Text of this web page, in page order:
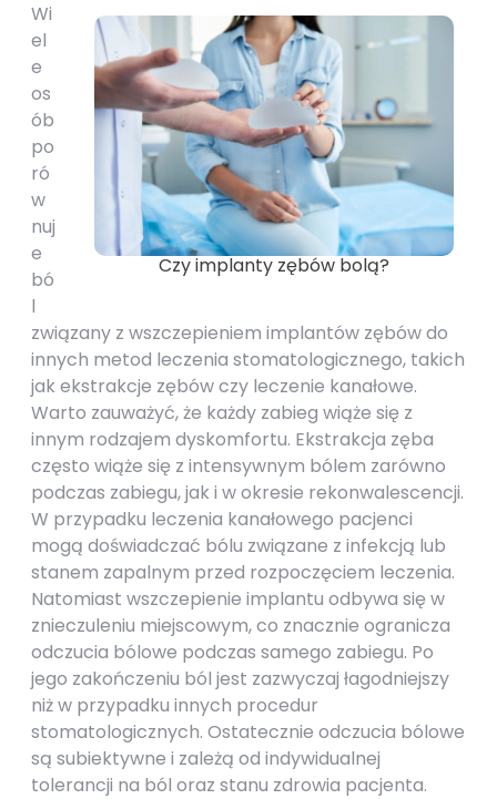
Czy implanty zębów bolą?
Wi
el
e
os
ób
po
ró
w
nuj
e
bó
l
związany z wszczepieniem implantów zębów do
innych metod leczenia stomatologicznego, takich
jak ekstrakcje zębów czy leczenie kanałowe.
Warto zauważyć, że każdy zabieg wiąże się z
innym rodzajem dyskomfortu. Ekstrakcja zęba
często wiąże się z intensywnym bólem zarówno
podczas zabiegu, jak i w okresie rekonwalescencji.
W przypadku leczenia kanałowego pacjenci
mogą doświadczać bólu związane z infekcją lub
stanem zapalnym przed rozpoczęciem leczenia.
Natomiast wszczepienie implantu odbywa się w
znieczuleniu miejscowym, co znacznie ogranicza
odczucia bólowe podczas samego zabiegu. Po
jego zakończeniu ból jest zazwyczaj łagodniejszy
niż w przypadku innych procedur
stomatologicznych. Ostatecznie odczucia bólowe
są subiektywne i zależą od indywidualnej
tolerancji na ból oraz stanu zdrowia pacjenta.